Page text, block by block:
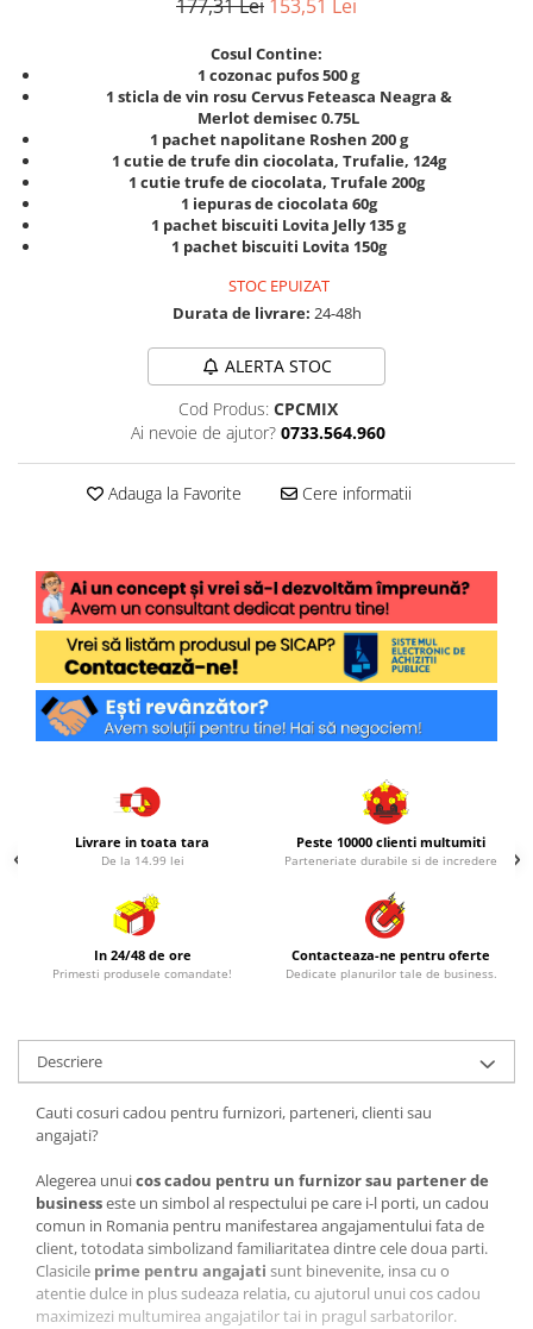
177,31 Lei 153,51 Lei
Cosul Contine:
1 cozonac pufos 500 g
1 sticla de vin rosu Cervus Feteasca Neagra &
Merlot demisec 0.75L
1 pachet napolitane Roshen 200 g
1 cutie de trufe din ciocolata, Trufalie, 124g
1 cutie trufe de ciocolata, Trufale 200g
1 iepuras de ciocolata 60g
1 pachet biscuiti Lovita Jelly 135 g
1 pachet biscuiti Lovita 150g
STOC EPUIZAT
Durata de livrare: 24-48h
ALERTA STOC
Cod Produs: CPCMIX
Ai nevoie de ajutor? 0733.564.960
Adauga la Favorite Cere informatii
Livrare in toata tara
De la 14.99 lei
Peste 10000 clienti multumiti
Parteneriate durabile si de incredere
In 24/48 de ore
Primesti produsele comandate!
Contacteaza-ne pentru oferte
Dedicate planurilor tale de business.
Descriere
Cauti cosuri cadou pentru furnizori, parteneri, clienti sau
angajati?
Alegerea unuicos cadou pentru un furnizor sau partener de
businesseste un simbol al respectului pe care i-l porti, un cadou
comun in Romania pentru manifestarea angajamentului fata de
client, totodata simbolizand familiaritatea dintre cele doua parti.
Clasicile prime pentru angajati sunt binevenite, insa cu o
atentie dulce in plus sudeaza relatia, cu ajutorul unui cos cadou
maximizezi multumirea angajatilor tai in pragul sarbatorilor.